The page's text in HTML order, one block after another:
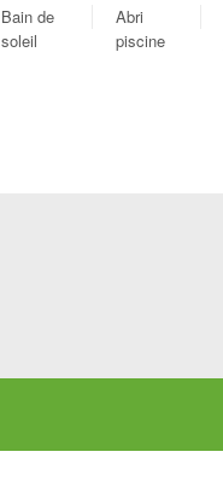
Bain de
soleil
Abri
piscine